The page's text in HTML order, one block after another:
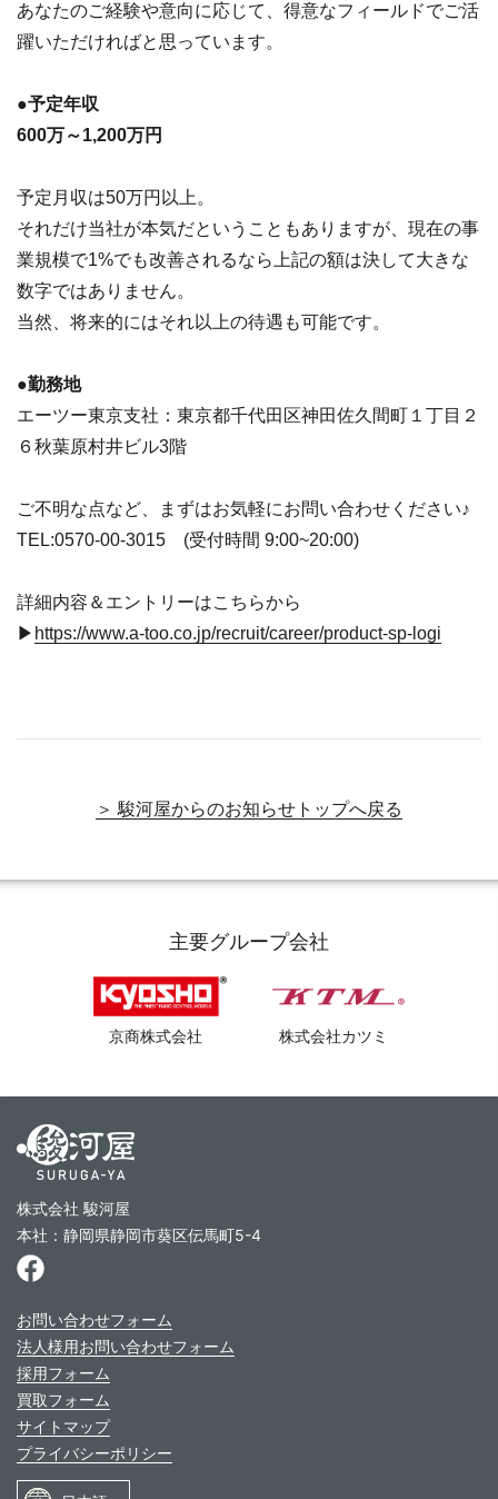
あなたのご経験や意向に応じて、得意なフィールドでご活
躍いただければと思っています。
●予定年収
600万～1,200万円
予定月収は50万円以上。
それだけ当社が本気だということもありますが、現在の事
業規模で1%でも改善されるなら上記の額は決して大きな
数字ではありません。
当然、将来的にはそれ以上の待遇も可能です。
●勤務地
エーツー東京支社：東京都千代田区神田佐久間町１丁目２
６秋葉原村井ビル3階
ご不明な点など、まずはお気軽にお問い合わせください♪
TEL:0570-00-3015 (受付時間 9:00~20:00)
詳細内容＆エントリーはこちらから
▶ https://www.a-too.co.jp/recruit/career/product-sp-logi
＞ 駿河屋からのお知らせトップへ戻る
主要グループ会社
京商株式会社 株式会社カツミ
株式会社 駿河屋
本社：静岡県静岡市葵区伝馬町5-4
お問い合わせフォーム
法人様用お問い合わせフォーム
採用フォーム
買取フォーム
サイトマップ
プライバシーポリシー